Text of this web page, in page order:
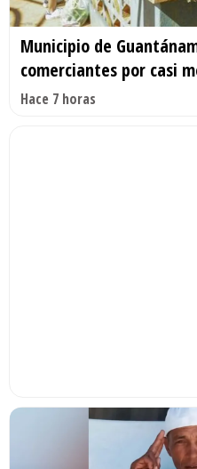
Municipio de
comerciantes por casi
Hace 7 horas